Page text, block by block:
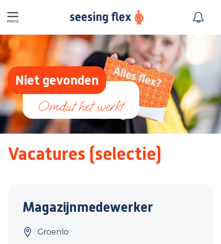
Niet gevonden
Vacatures (selectie)
Magazijnmedewerker
Groenlo